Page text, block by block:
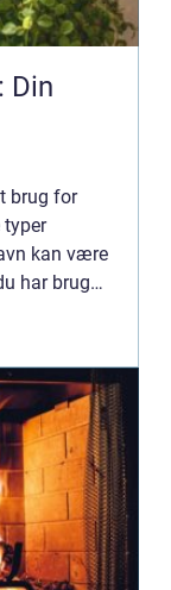
Din
brug for
kan være
har brug